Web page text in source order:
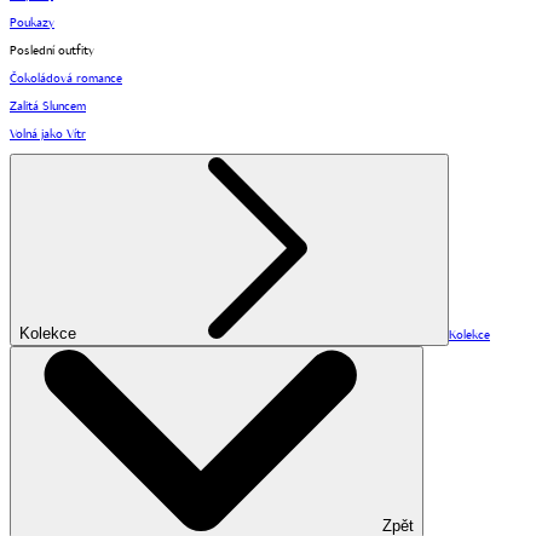
Poukazy
Poslední outfity
Čokoládová romance
Zalitá Sluncem
Volná jako Vítr
Kolekce Kolekce
Zpět